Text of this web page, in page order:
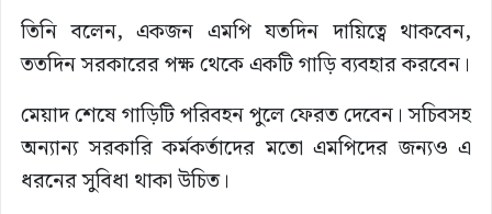
তিনি বলেন, একজন এমপি যতদিন দায়িত্বে থাকবেন,
ততদিন সরকারের পক্ষ থেকে একটি গাড়ি ব্যবহার করবেন।
মেয়াদ শেষে গাড়িটি পরিবহন পুলে ফেরত দেবেন। সচিবসহ
অন্যান্য সরকারি কর্মকর্তাদের মতো এমপিদের জন্যও এ
ধরনের সুবিধা থাকা উচিত।